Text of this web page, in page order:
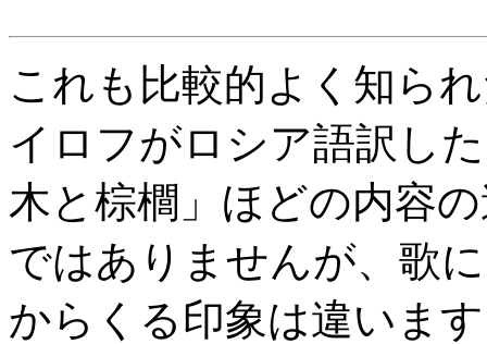
これも比較的よく知ら
イロフがロシア語訳し
木と棕櫚」ほどの内容
ではありませんが、歌
からくる印象は違いま